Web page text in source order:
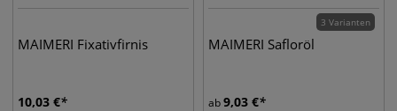
MAIMERI Fixativfirnis
10,03 €
3 Varianten
MAIMERI Safloröl
ab9,03 €